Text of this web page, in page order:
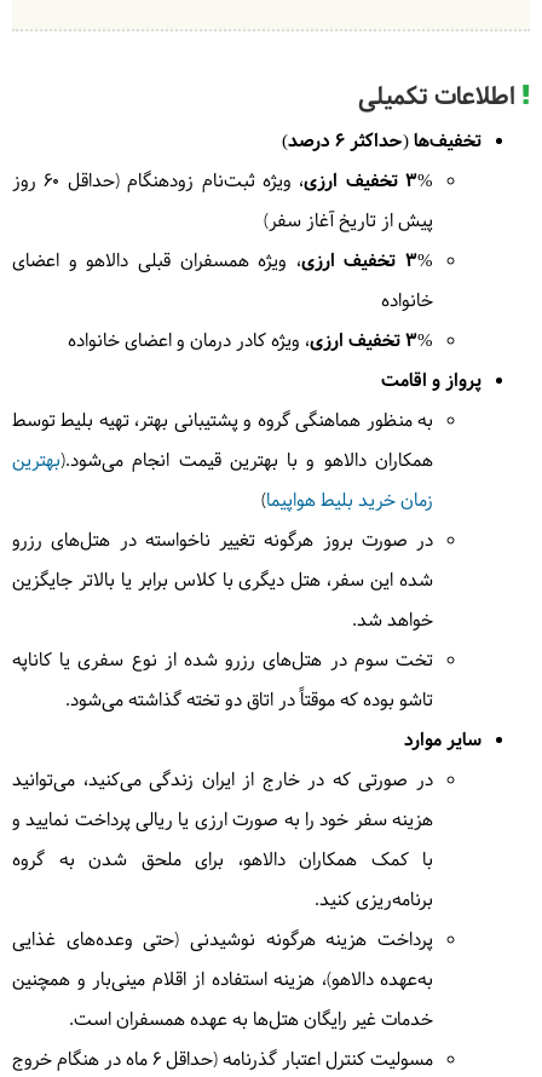
4 پنج‌شنبه1404/06/13
در ادامه برای دیدن تونل‌های کوچی راهی خواهیم شد. بعد
از ظهرسپس به سوی فرودگاه هوشی مین ترنسفر خواهیم
شد و بسوی دانانگ پرواز می‌کنیم.
جمعه September 5, 2025 | 1404/06/14
صبح برای گشت شهری دانانگ خواهیم رفت. با تلکابین
برای بازدید از پل دست خدا می‌رویم.کوه های آهکی و
معبد پاپ لم و دهکده زیبای فرانسوی ها دیدن می‌کنیم.
= دانانگ
| 1404/06/15
امروز گشت بافت تاریخی و بازار شهر هوی آن را داریم و
شب به تماشای فانوس های رنگی هوی آن خواهیم رفت.
یکشنبه September 7, 2025 | 1404/06/16
صبح به سمت فرودگاه دانانگ رفته و به سوی هانوی پرواز
می‌کنیم.بعد از ظهر وقت آزاد برای گشت شهری هانوی و
بازدید از خیابان راه آهن هانوی را خواهیم داشت.
=
هانوی
اطلاعات تکمیلی
تخفیف‌ها (حداکثر 6 درصد)
3% تخفیف ارزی
، ویژه ثبت‌نام زودهنگام (حداقل ۶۰ روز
پیش از تاریخ آغاز سفر)
3% تخفیف ارزی
، ویژه همسفران قبلی دالاهو و اعضای
خانواده
3% تخفیف ارزی
، ویژه کادر درمان و اعضای خانواده
پرواز و اقامت
به منظور هماهنگی گروه و پشتیبانی بهتر، تهیه بلیط توسط
همکاران دالاهو و با بهترین قیمت انجام می‌شود.(بهترین
زمان خرید بلیط هواپیما)
در صورت بروز هرگونه تغییر ناخواسته در هتل‌های رزرو
شده این سفر، هتل دیگری با کلاس برابر یا بالاتر جایگزین
خواهد شد.
تخت سوم در هتل‌های رزرو شده از نوع سفری یا کاناپه
تاشو بوده که موقتاً در اتاق دو تخته گذاشته می‌شود.
سایر موارد
در صورتی که در خارج از ایران زندگی می‌کنید، می‌توانید
هزینه سفر خود را به صورت ارزی یا ریالی پرداخت نمایید و
با کمک همکاران دالاهو، برای ملحق شدن به گروه
برنامه‌ریزی کنید.
پرداخت هزینه هرگونه نوشیدنی (حتی وعده‌های غذایی
به‌عهده دالاهو)، هزینه استفاده از اقلام مینی‌بار و همچنین
خدمات غیر رایگان هتل‌ها به عهده همسفران است.
مسولیت کنترل اعتبار گذرنامه (حداقل ۶ ماه در هنگام خروج